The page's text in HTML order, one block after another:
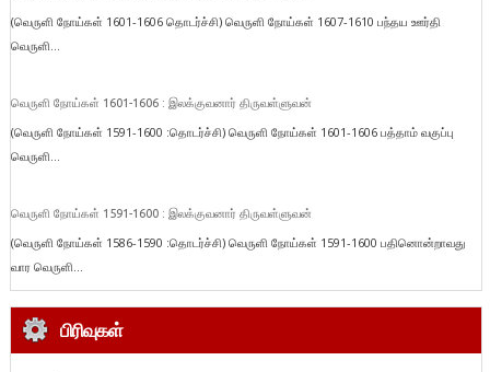
(வெருளி நோய்கள் 1601-1606 தொடர்ச்சி) வெருளி நோய்கள் 1607-1610 பந்தய ஊர்தி
வெருளி...
வெருளி நோய்கள் 1601-1606 : இலக்குவனார் திருவள்ளுவன்
(வெருளி நோய்கள் 1591-1600 :தொடர்ச்சி) வெருளி நோய்கள் 1601-1606 பத்தாம் வகுப்பு
வெருளி...
வெருளி நோய்கள் 1591-1600 : இலக்குவனார் திருவள்ளுவன்
(வெருளி நோய்கள் 1586-1590 :தொடர்ச்சி) வெருளி நோய்கள் 1591-1600 பதினொன்றாவது
வார வெருளி...
பிரிவுகள்